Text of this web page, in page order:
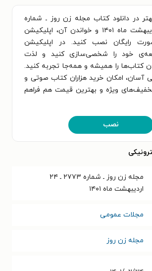
در دانلود کتاب مجله زن روز ـ شماره
۲۷۷۳ ـ ۲۴ اردیبهشت ماه ۱۴۰۱ و خواندن آن، اپلیکیشن
رایگان نصب کنید. در اپلیکیشن
خود را شخصی‌سازی کنید و لذت
کتاب‌ها را همیشه و همه‌جا تجربه کنید.
آسان، امکان خرید هزاران کتاب صوتی و
تخفیف‌های ویژه و بهترین قیمت هم فراهم
نصب
مجله زن روز ـ شماره ۲۷۷۳ ـ ۲۴
اردیبهشت ماه ۱۴۰۱
مجلات عمومی
مجله زن روز